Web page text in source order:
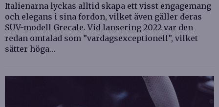
Italienarna lyckas alltid skapa ett visst engagemang
och elegans i sina fordon, vilket även gäller deras
SUV-modell Grecale. Vid lansering 2022 var den
redan omtalad som ”vardagsexceptionell”, vilket
sätter höga…